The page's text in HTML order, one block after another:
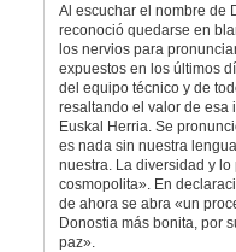
Al escuchar el nombre de
reconoció quedarse en
los nervios para
expuestos en los últimos
del equipo técnico y de
resaltando el valor de esa
Euskal Herria. Se
es nada sin nuestra
nuestra. La diversidad y
cosmopolita». En
de ahora se abra «un
Donostia más bonita, por
paz».